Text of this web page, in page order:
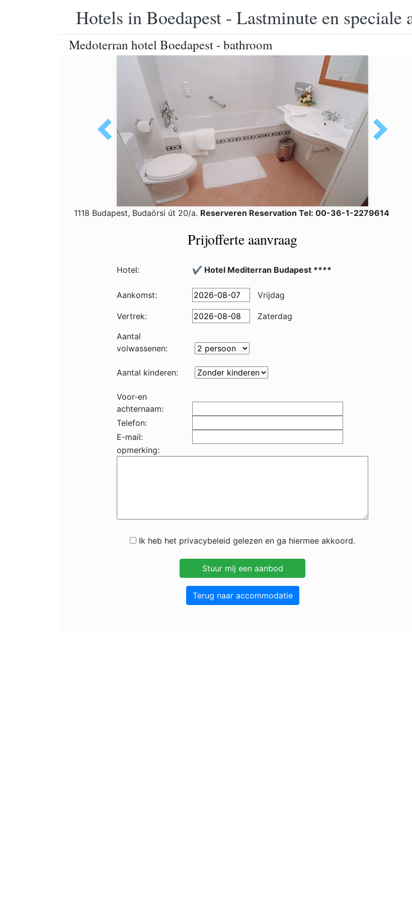
Hotels in Boedapest - Lastminute en speciale
Medoterran hotel Boedapest - bathroom
1118 Budapest, Budaörsi út 20/a. Reserveren Reservation Tel: 00-36-1-2279614
Prijofferte aanvraag
Hotel: ✔️ Hotel Mediterran Budapest ****
Aankomst: Vrijdag
Vertrek:
Zaterdag
Aantal
volwassenen:
Aantal kinderen:
Voor-en
achternaam:
Telefon:
E-mail:
opmerking:
Ik heb het privacybeleid gelezen en ga hiermee akkoord.
Terug naar accommodatie